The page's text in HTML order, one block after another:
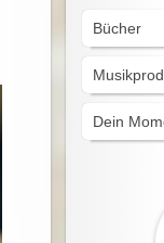
Bücher
Dein